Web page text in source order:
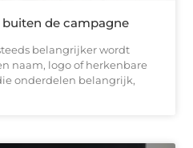
de campagne
belangrijker wordt
naam, logo of herkenbare
onderdelen belangrijk,